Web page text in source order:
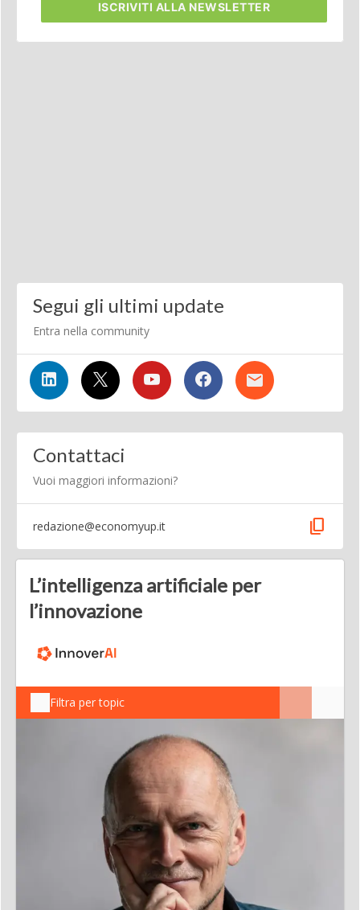
ISCRIVITI ALLA NEWSLETTER
Segui gli ultimi update
Entra nella community
Contattaci
Vuoi maggiori informazioni?
redazione@economyup.it content_copy
L’intelligenza artificiale per
l’innovazione
Filtra per topic